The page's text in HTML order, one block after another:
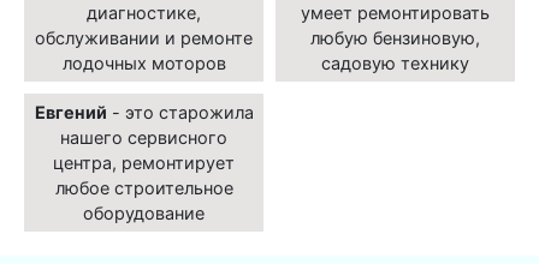
диагностике,
обслуживании и ремонте
лодочных моторов
умеет ремонтировать
любую бензиновую,
садовую технику
Евгений - это старожила
нашего сервисного
центра, ремонтирует
любое строительное
оборудование